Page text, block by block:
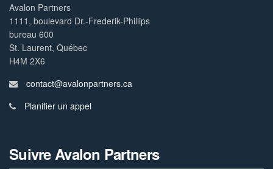
Avalon Partners
1111, boulevard Dr.-Frederik-Phillips
bureau 600
St. Laurent, Québec
H4M 2X6
contact@avalonpartners.ca
Planifier un appel
Suivre Avalon Partners